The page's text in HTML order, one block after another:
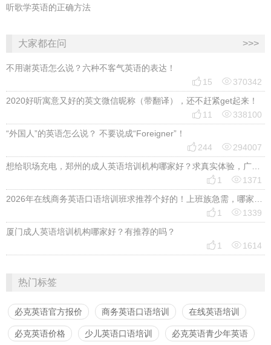
听歌学英语的正确方法
大家都在问 >>>
不用谢英语怎么说？六种不客气英语的表达！
 15 370342
2020好听寓意又好的英文微信昵称（带翻译），还不赶紧get起来！
 11 338100
“外国人”的英语怎么说？ 不要说成“Foreigner”！
 244 294007
想给职场充电，郑州的成人英语培训机构哪家好？求真实体验，广告勿扰，感谢！
 1 1371
2026年在线商务英语口语培训班求推荐个好的！上班族急需，哪家好？
 1 1339
厦门成人英语培训机构哪家好？有推荐的吗？
 1 1614
热门标签
必克英语官方报价 商务英语口语培训 在线英语培训
必克英语价格 少儿英语口语培训 必克英语青少年英语